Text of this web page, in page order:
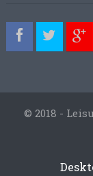
© 2018 -